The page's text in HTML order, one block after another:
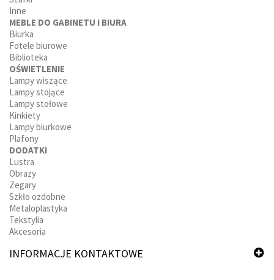
Inne
MEBLE DO GABINETU I BIURA
Biurka
Fotele biurowe
Biblioteka
OŚWIETLENIE
Lampy wiszące
Lampy stojące
Lampy stołowe
Kinkiety
Lampy biurkowe
Plafony
DODATKI
Lustra
Obrazy
Zegary
Szkło ozdobne
Metaloplastyka
Tekstylia
Akcesoria
INFORMACJE KONTAKTOWE